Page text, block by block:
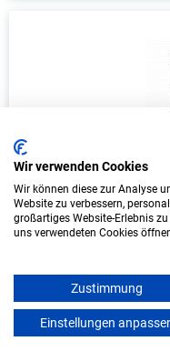
Duales Studium
virtuellen
In Kooperation mit
Hochschule)
Wir verwenden Cookies
Wir können diese zur Analyse
Website zu verbessern,
großartiges Website-Erlebnis
uns verwendeten Cookies
Zustimmung
Einstellungen